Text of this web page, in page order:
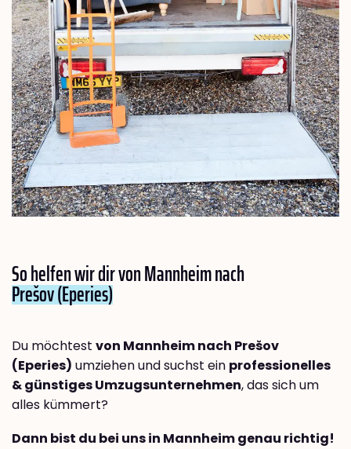
So helfen wir dir von Mannheim nach
Prešov (Eperies)
Du möchtest von Mannheim nach Prešov
(Eperies) umziehen und suchst ein professionelles
& günstiges Umzugsunternehmen, das sich um
alles kümmert?
Dann bist du bei uns in Mannheim genau richtig!